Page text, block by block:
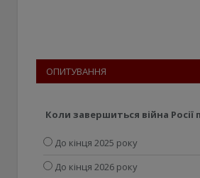
ОПИТУВАННЯ
Коли завершиться війна Росії
До кінця 2025 року
До кінця 2026 року